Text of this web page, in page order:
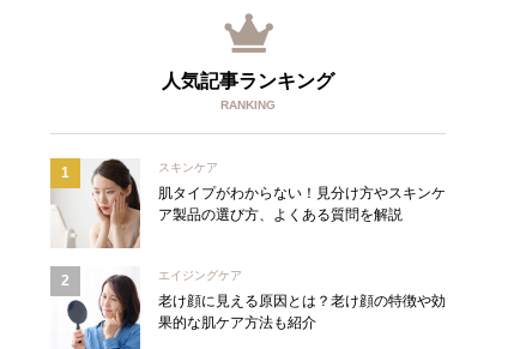
人気記事ランキング
RANKING
スキンケア
肌タイプがわからない！見分け方やスキンケ
ア製品の選び方、よくある質問を解説
エイジングケア
老け顔に見える原因とは？老け顔の特徴や効
果的な肌ケア方法も紹介